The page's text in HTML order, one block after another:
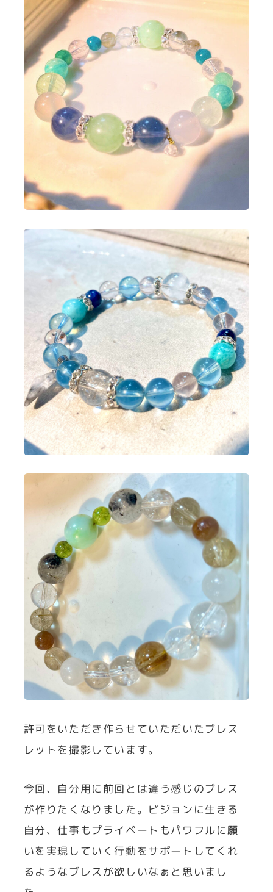
許可をいただき作らせていただいたブレス
レットを撮影しています。
今回、自分用に前回とは違う感じのブレス
が作りたくなりました。ビジョンに生きる
自分、仕事もプライベートもパワフルに願
いを実現していく行動をサポートしてくれ
るようなブレスが欲しいなぁと思いまし